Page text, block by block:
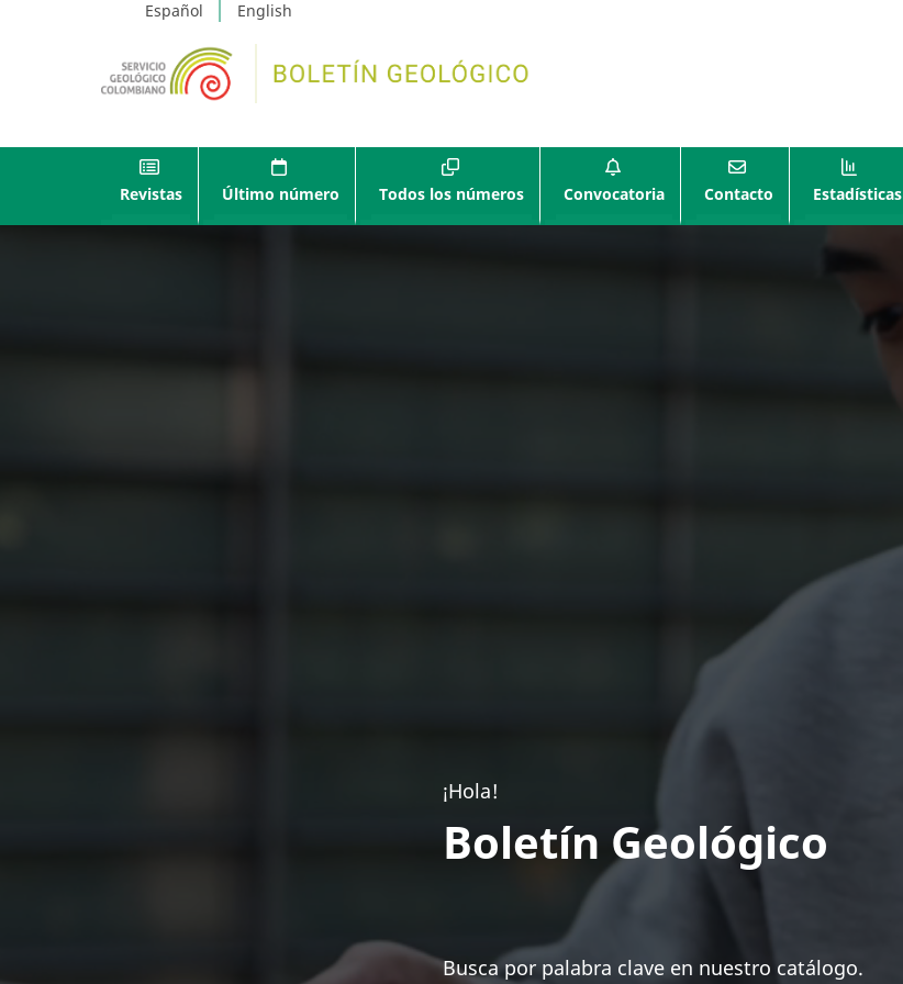
Español English
Revistas Último número Todos los números Convocatoria Contacto Estadísticas
¡Hola!
Boletín Geológico
Busca por palabra clave en nuestro catálogo.